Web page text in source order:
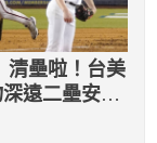
清壘啦！台美
遠二壘安打